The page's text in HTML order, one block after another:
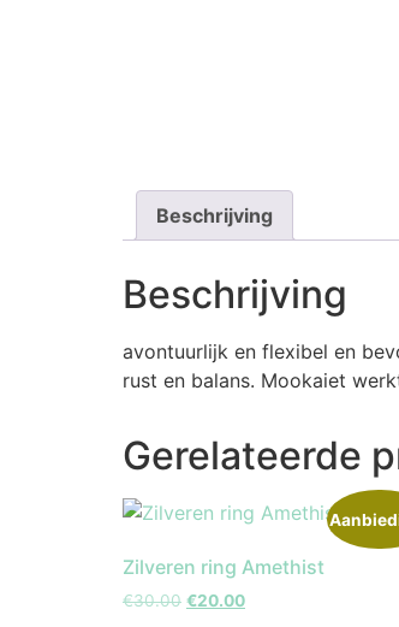
Beschrijving
Beschrijving
avontuurlijk en flexibel en
rust en balans. Mookaiet
Gerelateerde
Zilveren ring Amethist
€30.00 €20.00